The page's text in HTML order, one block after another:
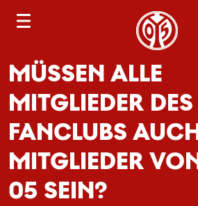
MÜSSEN ALLE
MITGLIEDER DES
FANCLUBS
MITGLIEDER
05 SEIN?